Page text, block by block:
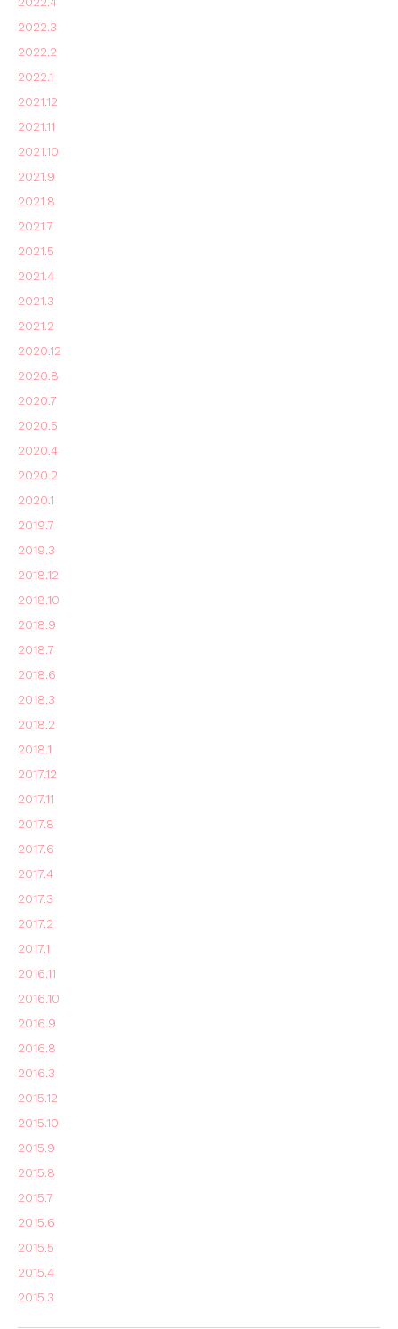
2022.3
2022.2
2022.1
2021.12
2021.11
2021.10
2021.9
2021.8
2021.7
2021.5
2021.4
2021.3
2021.2
2020.12
2020.8
2020.7
2020.5
2020.4
2020.2
2020.1
2019.7
2019.3
2018.12
2018.10
2018.9
2018.7
2018.6
2018.3
2018.2
2018.1
2017.12
2017.11
2017.8
2017.6
2017.4
2017.3
2017.2
2017.1
2016.11
2016.10
2016.9
2016.8
2016.3
2015.12
2015.10
2015.9
2015.8
2015.7
2015.6
2015.5
2015.4
2015.3